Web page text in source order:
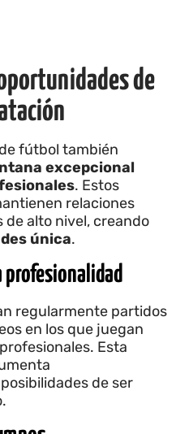
de
fútbol también
excepcional
. Estos
relaciones
de alto nivel, creando
única.
regularmente partidos
en los que juegan
Esta
de ser